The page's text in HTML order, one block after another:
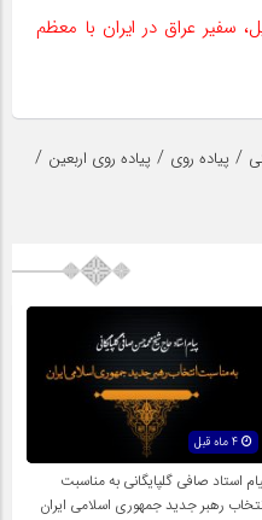
سفیر عراق در ایران با معظم
/ پیاده روی / پیاده روی اربعین /
استاد صافی گلپایگانی به مناسبت
رهبر جدید جمهوری اسلامی ایران